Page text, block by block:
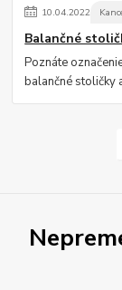
10.04.2022
Balančné
Poznáte
balančné stoličky